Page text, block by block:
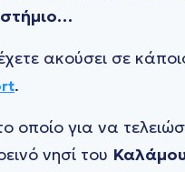
ακούσει σε
.
οποίο για να
νησί του